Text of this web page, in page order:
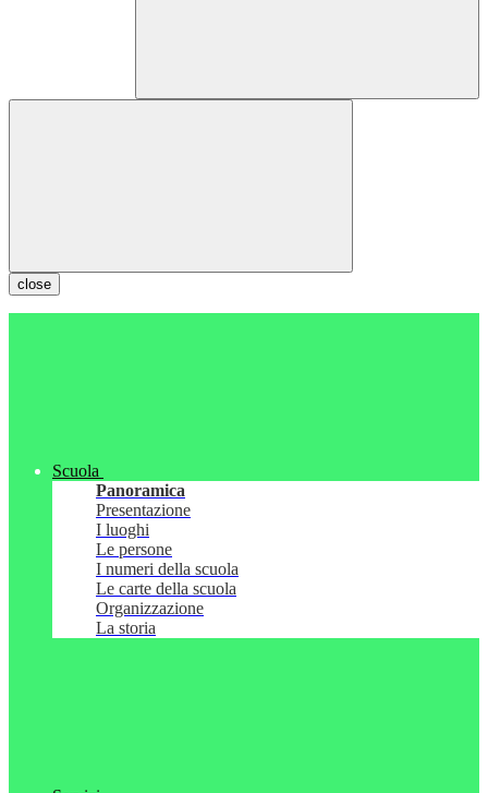
close
Scuola
Panoramica
Presentazione
I luoghi
Le persone
I numeri della scuola
Le carte della scuola
Organizzazione
La storia